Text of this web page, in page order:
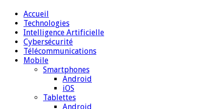
Accueil
Technologies
Intelligence Artificielle
Cybersécurité
Télécommunications
Mobile
Smartphones
Android
iOS
Tablettes
Android